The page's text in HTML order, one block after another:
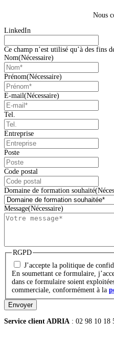
Nous
LinkedIn
Ce champ n’est utilisé qu’à des fins
Nom(Nécessaire)
Prénom(Nécessaire)
E-mail(Nécessaire)
Tel.
Entreprise
Poste
Code postal
Domaine de formation souhaité
Message(Nécessaire)
RGPD
J’accepte la politique de
En soumettant ce formulaire,
dans ce formulaire soient
commerciale, conformément à la
Envoyer
Service client ADRIA : 02 98 10 18